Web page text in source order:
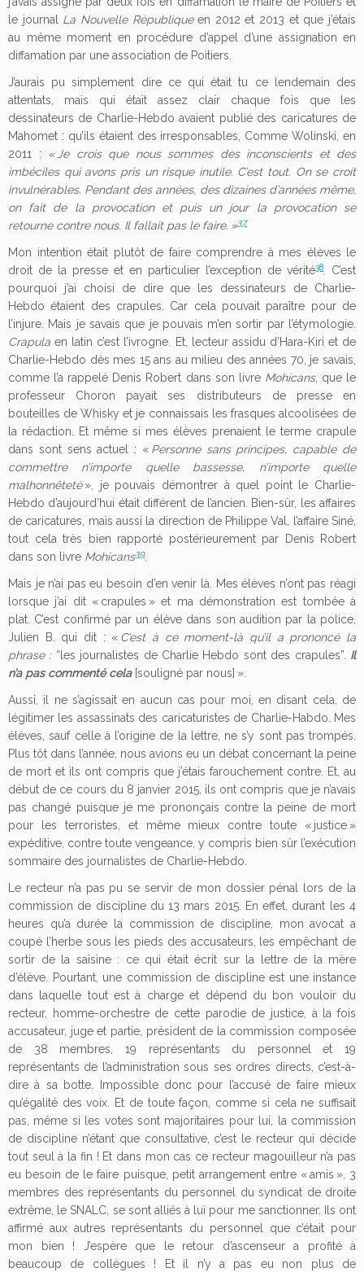
le journal La Nouvelle Républiqueen 2012 et 2013 et que j’étais
au même moment en procédure d’appel d’une assignation en
diffamation par une association de Poitiers.
J’aurais pu simplement dire ce qui était tu ce lendemain des
attentats, mais qui était assez clair chaque fois que les
dessinateurs de Charlie-Hebdo avaient publié des caricatures de
Mahomet : qu’ils étaient des irresponsables, Comme Wolinski, en
2011 : « Je crois que nous sommes des inconscients et des
imbéciles qui avons pris un risque inutile. C’est tout. On se croit
invulnérables. Pendant des années, des dizaines d’années même,
on fait de la provocation et puis un jour la provocation se
retourne contre nous. Il fallait pas le faire. »37
Mon intention était plutôt de faire comprendre à mes élèves le
droit de la presse et en particulier l’exception de vérité38
. C’est
pourquoi j’ai choisi de dire que les dessinateurs de Charlie-
Hebdo étaient des crapules. Car cela pouvait paraître pour de
l’injure. Mais je savais que je pouvais m’en sortir par l’étymologie.
Crapula en latin c’est l’ivrogne. Et, lecteur assidu d’Hara-Kiri et de
Charlie-Hebdo dès mes 15 ans au milieu des années 70, je savais,
comme l’a rappelé Denis Robert dans son livre Mohicans, que le
professeur Choron payait ses distributeurs de presse en
bouteilles de Whisky et je connaissais les frasques alcoolisées de
la rédaction. Et même si mes élèves prenaient le terme crapule
dans sont sens actuel : « Personne sans principes, capable de
commettre n’importe quelle bassesse, n’importe quelle
malhonnêteté», je pouvais démontrer à quel point le Charlie-
Hebdo d’aujourd’hui était différent de l’ancien. Bien-sûr, les affaires
de caricatures, mais aussi la direction de Philippe Val, l’affaire Siné,
tout cela très bien rapporté postérieurement par Denis Robert
dans son livre Mohicans39.
Mais je n’ai pas eu besoin d’en venir là. Mes élèves n’ont pas réagi
lorsque j’ai dit « crapules » et ma démonstration est tombée à
plat. C’est confirmé par un élève dans son audition par la police,
Julien B. qui dit : « C’est à ce moment-là qu’il a prononcé la
phrase : “les journalistes de Charlie Hebdo sont des crapules”. Il
n’a pas commenté cela [souligné par nous] ».
Aussi, il ne s’agissait en aucun cas pour moi, en disant cela, de
légitimer les assassinats des caricaturistes de Charlie-Habdo. Mes
élèves, sauf celle à l’origine de la lettre, ne s’y sont pas trompés.
Plus tôt dans l’année, nous avions eu un débat concernant la peine
de mort et ils ont compris que j’étais farouchement contre. Et, au
début de ce cours du 8 janvier 2015, ils ont compris que je n’avais
pas changé puisque je me prononçais contre la peine de mort
pour les terroristes, et même mieux contre toute « justice »
expéditive, contre toute vengeance, y compris bien sûr l’exécution
sommaire des journalistes de Charlie-Hebdo.
Le recteur n’a pas pu se servir de mon dossier pénal lors de la
commission de discipline du 13 mars 2015. En effet, durant les 4
heures qu’a durée la commission de discipline, mon avocat a
coupé l’herbe sous les pieds des accusateurs, les empêchant de
sortir de la saisine : ce qui était écrit sur la lettre de la mère
d’élève. Pourtant, une commission de discipline est une instance
dans laquelle tout est à charge et dépend du bon vouloir du
recteur, homme-orchestre de cette parodie de justice, à la fois
accusateur, juge et partie, président de la commission composée
de 38 membres, 19 représentants du personnel et 19
représentants de l’administration sous ses ordres directs, c’est-à-
dire à sa botte. Impossible donc pour l’accusé de faire mieux
qu’égalité des voix. Et de toute façon, comme si cela ne suffisait
pas, même si les votes sont majoritaires pour lui, la commission
de discipline n’étant que consultative, c’est le recteur qui décide
tout seul à la fin ! Et dans mon cas ce recteur magouilleur n’a pas
eu besoin de le faire puisque, petit arrangement entre « amis », 3
membres des représentants du personnel du syndicat de droite
extrême, le SNALC, se sont alliés à lui pour me sanctionner. Ils ont
affirmé aux autres représentants du personnel que c’était pour
mon bien ! J’espère que le retour d’ascenseur a profité à
beaucoup de collègues ! Et il n’y a pas eu non plus de